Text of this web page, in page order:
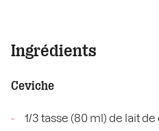
Ingrédients
Ceviche
1/3 tasse (80 ml) de lait